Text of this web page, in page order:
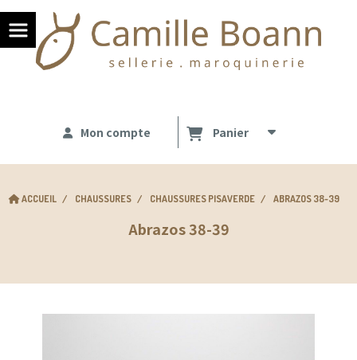
Mon compte Panier
ACCUEIL CHAUSSURES CHAUSSURES PISAVERDE ABRAZOS 38-39
Abrazos 38-39